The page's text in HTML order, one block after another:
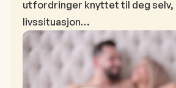
utfordringer knyttet til deg selv,
livssituasjon…